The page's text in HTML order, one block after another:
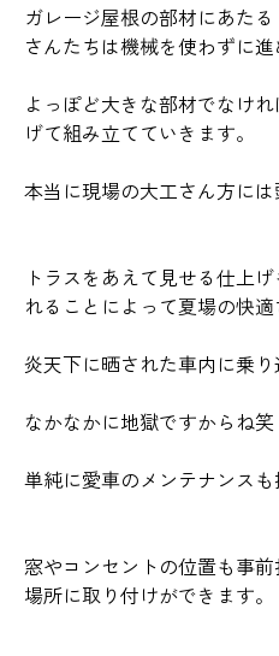
ガレージ屋根の部材にあた
さんたちは機械を使わずに進
よっぽど大きな部材でなけ
げて組み立てていきます。
本当に現場の大工さん方には
トラスをあえて見せる仕上
れることによって夏場の快適
炎天下に晒された車内に乗り
なかなかに地獄ですからね笑
単純に愛車のメンテナンスも
窓やコンセントの位置も事
場所に取り付けができます。